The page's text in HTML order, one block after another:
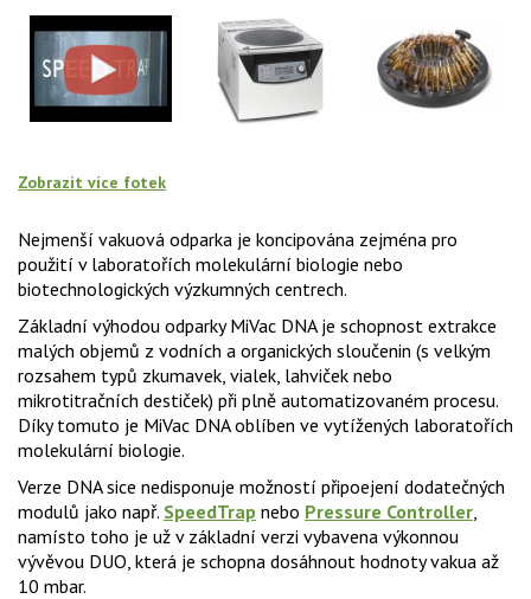
Zobrazit více fotek
Nejmenší vakuová odparka je koncipována zejména pro
použití v laboratořích molekulární biologie nebo
biotechnologických výzkumných centrech.
Základní výhodou odparky MiVac DNA je schopnost extrakce
malých objemů z vodních a organických sloučenin (s velkým
rozsahem typů zkumavek, vialek, lahviček nebo
mikrotitračních destiček) při plně automatizovaném procesu.
Díky tomuto je MiVac DNA oblíben ve vytížených laboratořích
molekulární biologie.
Verze DNA sice nedisponuje možností připoejení dodatečných
modulů jako např. SpeedTrap nebo Pressure Controller
namísto toho je už v základní verzi vybavena výkonnou
vývěvou DUO, která je schopna dosáhnout hodnoty vakua až
10 mbar.